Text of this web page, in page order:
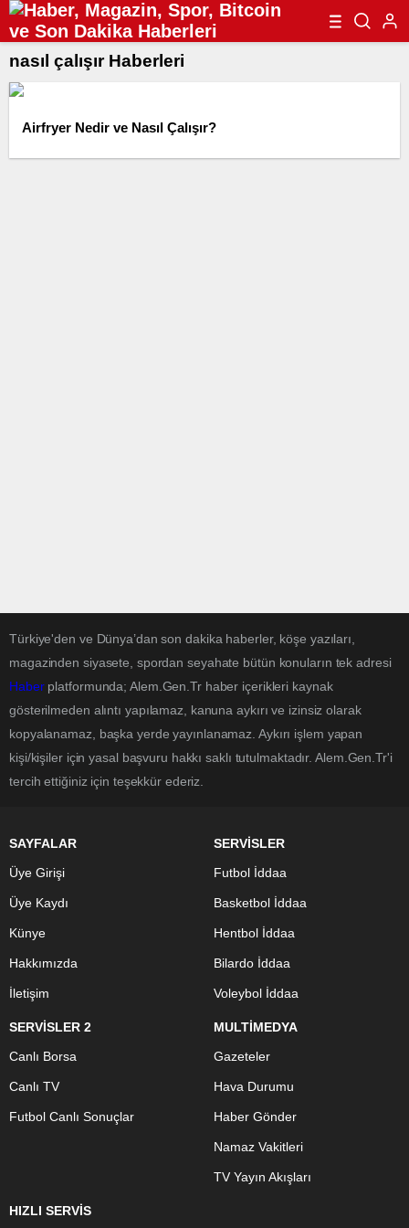
nasıl çalışır Haberleri
Airfryer Nedir ve Nasıl Çalışır?
Türkiye'den ve Dünya’dan son dakika haberler, köşe yazıları,
magazinden siyasete, spordan seyahate bütün konuların tek adresi
Haberplatformunda; Alem.Gen.Tr haber içerikleri kaynak
gösterilmeden alıntı yapılamaz, kanuna aykırı ve izinsiz olarak
kopyalanamaz, başka yerde yayınlanamaz. Aykırı işlem yapan
kişi/kişiler için yasal başvuru hakkı saklı tutulmaktadır. Alem.Gen.Tr'i
tercih ettiğiniz için teşekkür ederiz.
SAYFALAR
Üye Girişi
Üye Kaydı
Künye
Hakkımızda
İletişim
SERVİSLER
Futbol İddaa
Basketbol İddaa
Hentbol İddaa
Bilardo İddaa
Voleybol İddaa
SERVİSLER 2
Canlı Borsa
Canlı TV
Futbol Canlı Sonuçlar
MULTİMEDYA
Gazeteler
Hava Durumu
Haber Gönder
Namaz Vakitleri
TV Yayın Akışları
HIZLI SERVİS